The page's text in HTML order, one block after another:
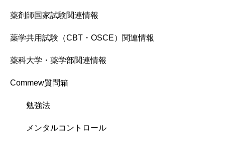
薬剤師国家試験関連情報
薬学共用試験（CBT・OSCE）関連情報
薬科大学・薬学部関連情報
Commew質問箱
勉強法
メンタルコントロール